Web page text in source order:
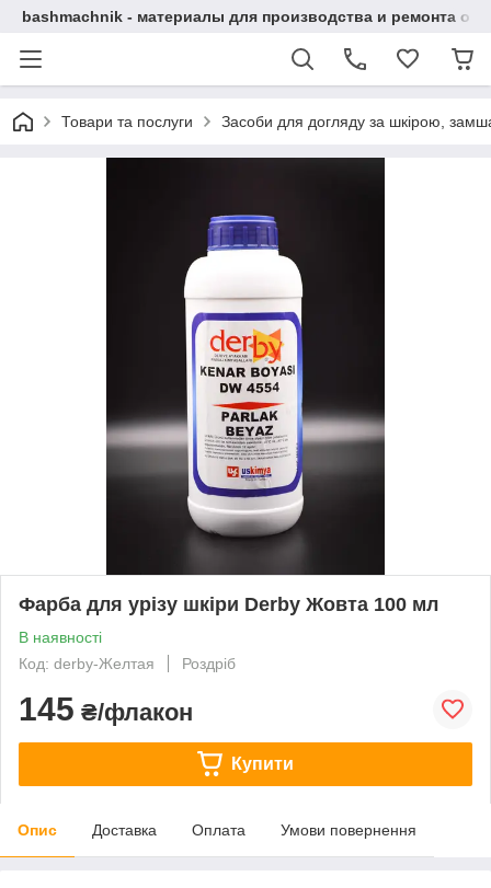
bashmachnik - материалы для производства и ремонта
Товари та послуги Засоби для догляду за шкірою,
Фарба для урізу шкіри Derby Жовта 100 мл
В наявності
Код: derby-Желтая
Роздріб
145 ₴/флакон
Купити
Опис Доставка Оплата Умови повернення